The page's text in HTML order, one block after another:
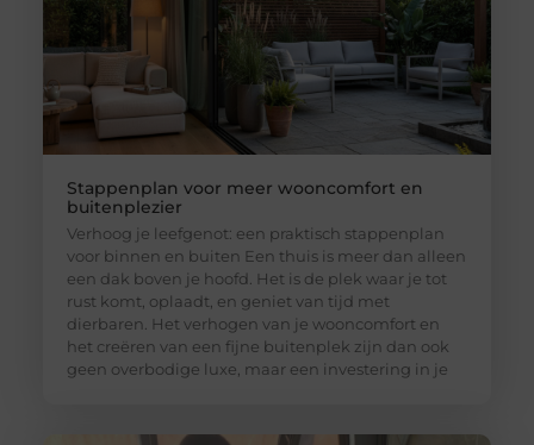
Stappenplan voor meer wooncomfort en
buitenplezier
Verhoog je leefgenot: een praktisch stappenplan
voor binnen en buiten Een thuis is meer dan alleen
een dak boven je hoofd. Het is de plek waar je tot
rust komt, oplaadt, en geniet van tijd met
dierbaren. Het verhogen van je wooncomfort en
het creëren van een fijne buitenplek zijn dan ook
geen overbodige luxe, maar een investering in je